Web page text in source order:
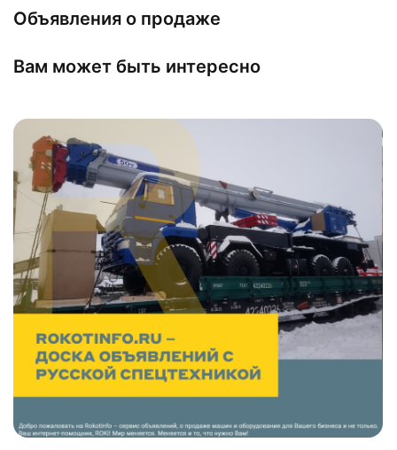
Объявления о продаже
Вам может быть интересно